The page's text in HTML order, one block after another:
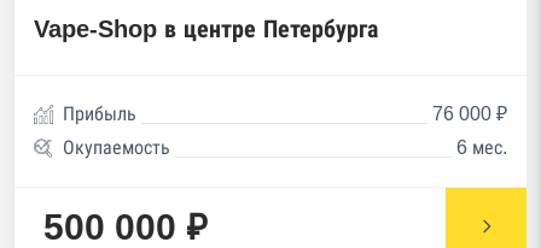
Vape-Shop в центре Петербурга
Прибыль
76 000 ₽
Окупаемость
6 мес.
500 000 ₽